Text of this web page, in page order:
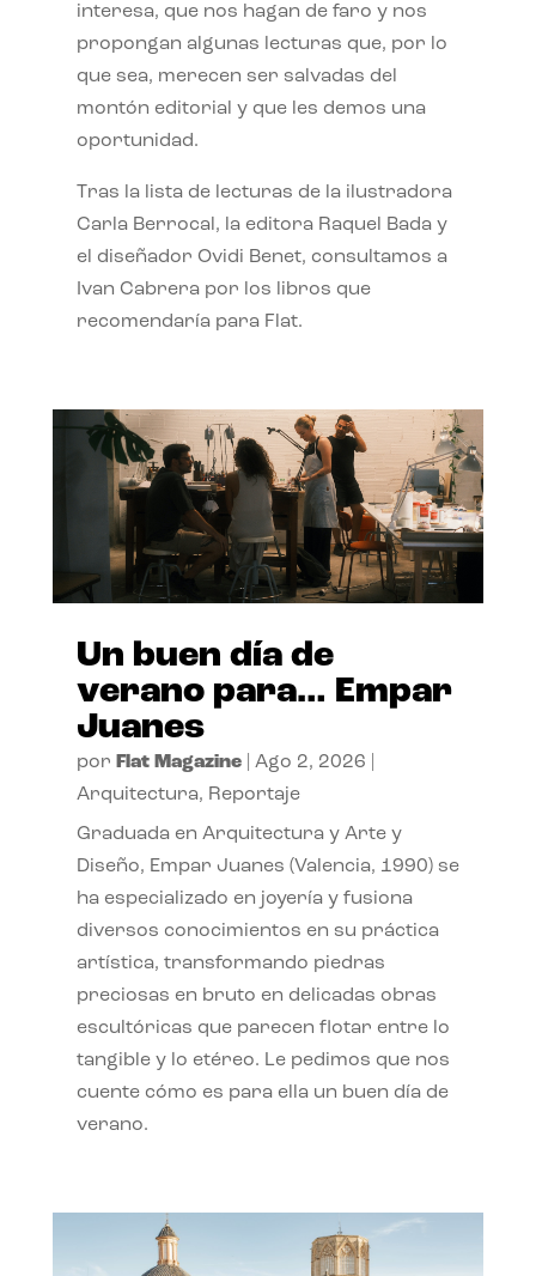
interesa, que nos hagan de faro y nos
propongan algunas lecturas que, por lo
que sea, merecen ser salvadas del
montón editorial y que les demos una
oportunidad.
Tras la lista de lecturas de la ilustradora
Carla Berrocal, la editora Raquel Bada y
el diseñador Ovidi Benet, consultamos a
Ivan Cabrera por los libros que
recomendaría para Flat.
Un buen día de
verano para… Empar
Juanes
por Flat Magazine| Ago 2, 2026
Arquitectura, Reportaje
Graduada en Arquitectura y Arte y
Diseño, Empar Juanes (Valencia, 1990) se
ha especializado en joyería y fusiona
diversos conocimientos en su práctica
artística, transformando piedras
preciosas en bruto en delicadas obras
escultóricas que parecen flotar entre lo
tangible y lo etéreo. Le pedimos que nos
cuente cómo es para ella un buen día de
verano.